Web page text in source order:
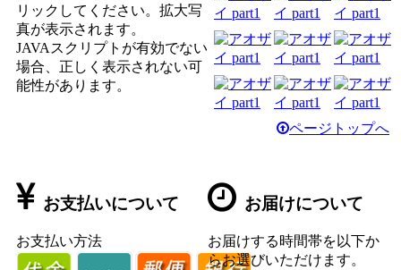
リックしてください。拡大写
真が表示されます。
JAVAスクリプトが有効でない
場合、正しく表示されない可
能性があります。
ページトップへ
お支払いについて
お支払い方法
お届けについて
お届けする時間帯を以下か
らお選びいただけます。